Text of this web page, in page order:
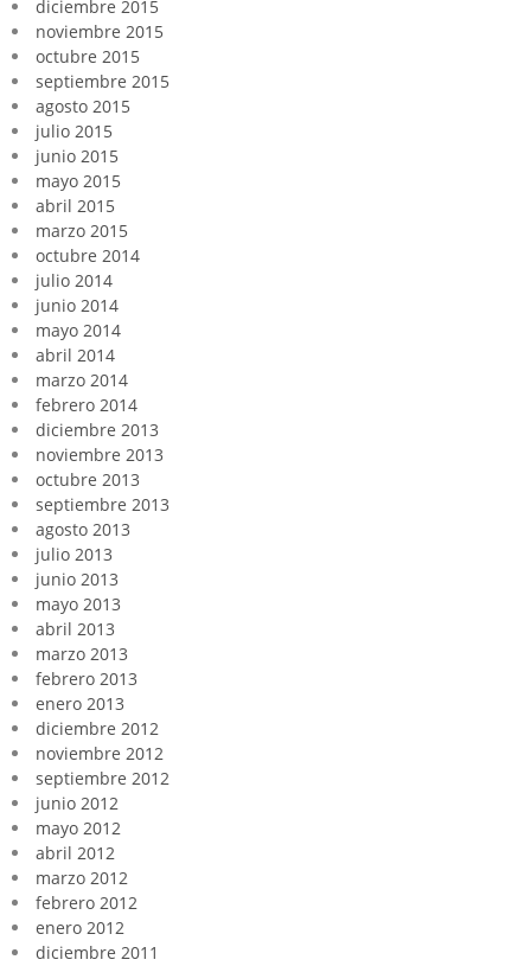
diciembre 2015
noviembre 2015
octubre 2015
septiembre 2015
agosto 2015
julio 2015
junio 2015
mayo 2015
abril 2015
marzo 2015
octubre 2014
julio 2014
junio 2014
mayo 2014
abril 2014
marzo 2014
febrero 2014
diciembre 2013
noviembre 2013
octubre 2013
septiembre 2013
agosto 2013
julio 2013
junio 2013
mayo 2013
abril 2013
marzo 2013
febrero 2013
enero 2013
diciembre 2012
noviembre 2012
septiembre 2012
junio 2012
mayo 2012
abril 2012
marzo 2012
febrero 2012
enero 2012
diciembre 2011